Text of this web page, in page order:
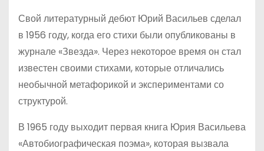
Свой литературный дебют Юрий Васильев сделал
в 1956 году, когда его стихи были опубликованы в
журнале «Звезда». Через некоторое время он стал
известен своими стихами, которые отличались
необычной метафорикой и экспериментами со
структурой.
В 1965 году выходит первая книга Юрия Васильева
«Автобиографическая поэма», которая вызвала